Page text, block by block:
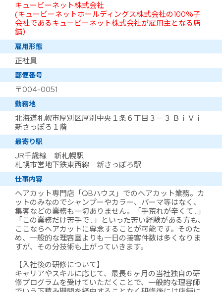
キュービーネット株式会社
(キュービーネットホールディングス株式会社の100％子
会社であるキュービーネット株式会社が雇用主となる店
舗）
雇用形態
正社員
郵便番号
〒004-0051
勤務地
北海道札幌市厚別区厚別中央１条６丁目３－３ ＢｉＶｉ
新さっぽろ１階
最寄り駅
JR千歳線 新札幌駅
札幌市営地下鉄東西線 新さっぽろ駅
仕事内容
ヘアカット専門店「QBハウス」でのヘアカット業務。カ
ットのみなのでシャンプーやカラー、パーマ等はなく、
集客などの業務も一切ありません。「手荒れが辛くて…」
「この業務だけ苦手で…」といった苦い経験がある方も、
ここならヘアカットに専念することが可能です。そのた
め、一般的な理容室よりも一日の接客件数は多くなりま
すが、その分技術も上がっていきます。
【入社後の研修について】
キャリアやスキルに応じて、最長６ヶ月の当社独自の研
修プログラムを受けていただくことで、一般的な理容師